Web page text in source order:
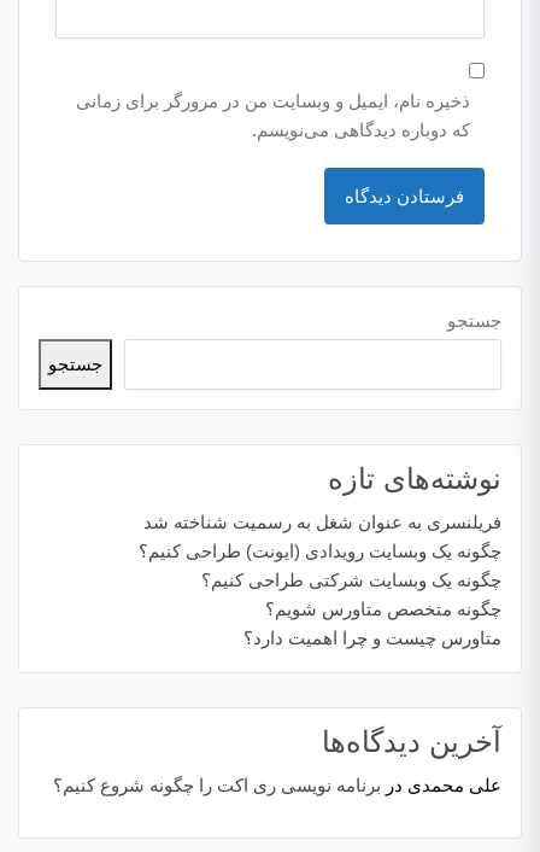
ذخیره نام، ایمیل و وبسایت من در مرورگر برای زمانی
که دوباره دیدگاهی می‌نویسم.
جستجو
جستجو
نوشته‌های تازه
فریلنسری به عنوان شغل به رسمیت شناخته شد
چگونه یک وبسایت رویدادی (ایونت) طراحی کنیم؟
چگونه یک وبسایت شرکتی طراحی کنیم؟
چگونه متخصص متاورس شویم؟
متاورس چیست و چرا اهمیت دارد؟
آخرین دیدگاه‌ها
علی محمدی در برنامه نویسی ری اکت را چگونه شروع کنیم؟